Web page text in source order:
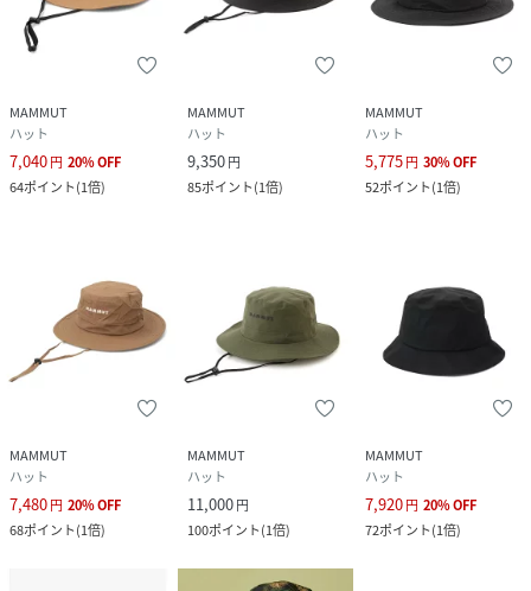
MAMMUT
ハット
7,040円 20%OFF
64ポイント(1倍)
MAMMUT
ハット
9,350円
85ポイント(1倍)
MAMMUT
ハット
5,775円 30%OFF
52ポイント(1倍)
MAMMUT
ハット
7,480円 20%OFF
68ポイント(1倍)
MAMMUT
ハット
11,000円
100ポイント(1倍)
MAMMUT
ハット
7,920円 20%OFF
72ポイント(1倍)